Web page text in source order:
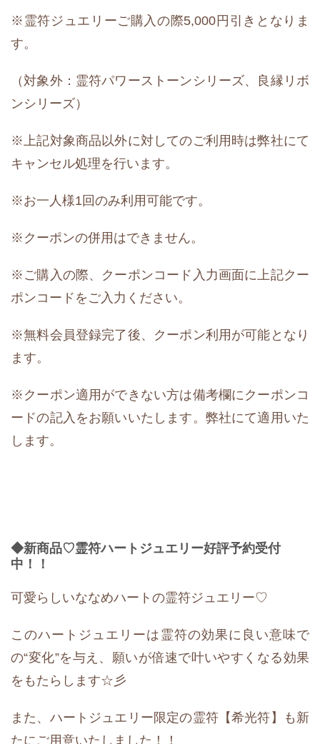
※霊符ジュエリーご購入の際5,000円引きとなりま
す。
（対象外：霊符パワーストーンシリーズ、良縁リボ
ンシリーズ）
※上記対象商品以外に対してのご利用時は弊社にて
キャンセル処理を行います。
※お一人様1回のみ利用可能です。
※クーポンの併用はできません。
※ご購入の際、クーポンコード入力画面に上記クー
ポンコードをご入力ください。
※無料会員登録完了後、クーポン利用が可能となり
ます。
※クーポン適用ができない方は備考欄にクーポンコ
ードの記入をお願いいたします。弊社にて適用いた
します。
◆新商品♡霊符ハートジュエリー好評予約受付
中！！
可愛らしいななめハートの霊符ジュエリー♡
このハートジュエリーは霊符の効果に良い意味で
の“変化”を与え、願いが倍速で叶いやすくなる効果
をもたらします☆彡
また、ハートジュエリー限定の霊符【希光符】も新
たにご用意いたしました！！